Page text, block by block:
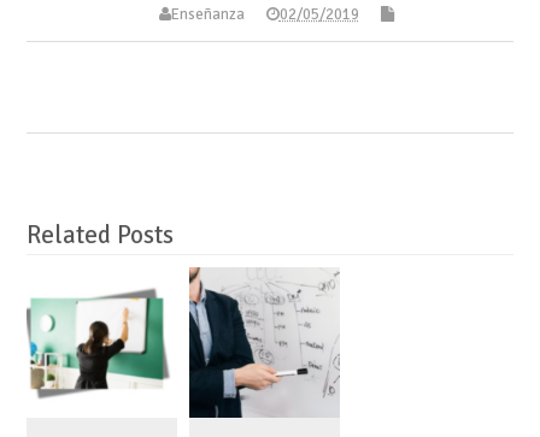
Enseñanza 02/05/2019
Related Posts